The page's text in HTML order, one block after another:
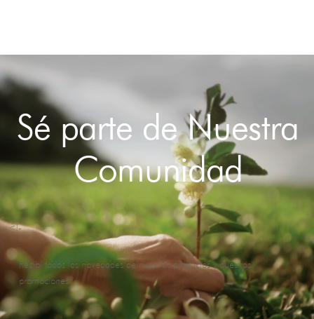
Sé parte de Nuestra
Comunidad
<!-
Recibí todas las novedades de nuestros productos y nuestras
promociones.